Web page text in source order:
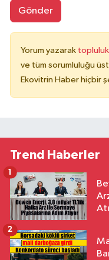
Gönder
Yorum yazarak topluluk
ve tüm sorumluluğu
Ekovitrin Haber hiçbir
Trend Haberler
1
2